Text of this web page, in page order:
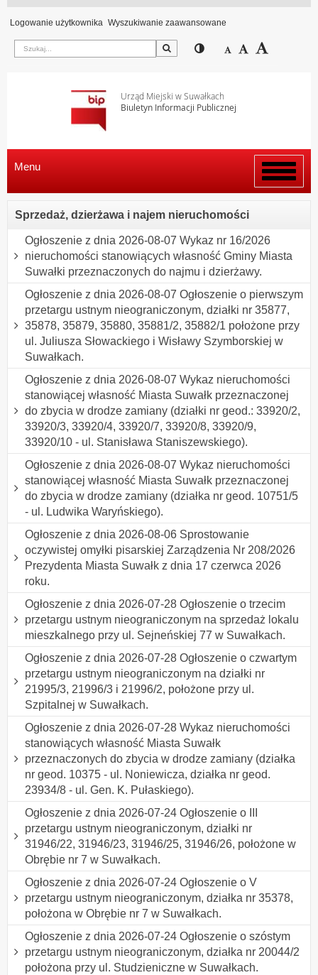
Logowanie użytkownika Wyszukiwanie zaawansowane
Szukaj Przełącz pomiędzy
Zmniejsz
Domyślny
Urząd Miejski w Suwałkach
Biuletyn Informacji Publicznej
Włącz
menu
Menu
Sprzedaż, dzierżawa i najem nieruchomości
Ogłoszenie z dnia 2026-08-07 Wykaz nr 16/2026
nieruchomości stanowiących własność Gminy Miasta
Suwałki przeznaczonych do najmu i dzierżawy.
Ogłoszenie z dnia 2026-08-07 Ogłoszenie o pierwszym
przetargu ustnym nieograniczonym, działki nr 35877,
35878, 35879, 35880, 35881/2, 35882/1 położone przy
ul. Juliusza Słowackiego i Wisławy Szymborskiej w
Suwałkach.
Ogłoszenie z dnia 2026-08-07 Wykaz nieruchomości
stanowiącej własność Miasta Suwałk przeznaczonej
do zbycia w drodze zamiany (działki nr geod.: 33920/2,
33920/3, 33920/4, 33920/7, 33920/8, 33920/9,
33920/10 - ul. Stanisława Staniszewskiego).
Ogłoszenie z dnia 2026-08-07 Wykaz nieruchomości
stanowiącej własność Miasta Suwałk przeznaczonej
do zbycia w drodze zamiany (działka nr geod. 10751/5
- ul. Ludwika Waryńskiego).
Ogłoszenie z dnia 2026-08-06 Sprostowanie
oczywistej omyłki pisarskiej Zarządzenia Nr 208/2026
Prezydenta Miasta Suwałk z dnia 17 czerwca 2026
roku.
Ogłoszenie z dnia 2026-07-28 Ogłoszenie o trzecim
przetargu ustnym nieograniczonym na sprzedaż lokalu
mieszkalnego przy ul. Sejneńskiej 77 w Suwałkach.
Ogłoszenie z dnia 2026-07-28 Ogłoszenie o czwartym
przetargu ustnym nieograniczonym na działki nr
21995/3, 21996/3 i 21996/2, położone przy ul.
Szpitalnej w Suwałkach.
Ogłoszenie z dnia 2026-07-28 Wykaz nieruchomości
stanowiących własność Miasta Suwałk
przeznaczonych do zbycia w drodze zamiany (działka
nr geod. 10375 - ul. Noniewicza, działka nr geod.
23934/8 - ul. Gen. K. Pułaskiego).
Ogłoszenie z dnia 2026-07-24 Ogłoszenie o III
przetargu ustnym nieograniczonym, działki nr
31946/22, 31946/23, 31946/25, 31946/26, położone w
Obrębie nr 7 w Suwałkach.
Ogłoszenie z dnia 2026-07-24 Ogłoszenie o V
przetargu ustnym nieograniczonym, działka nr 35378,
położona w Obrębie nr 7 w Suwałkach.
Ogłoszenie z dnia 2026-07-24 Ogłoszenie o szóstym
przetargu ustnym nieograniczonym, działka nr 20044/2
położona przy ul. Studzieniczne w Suwałkach.